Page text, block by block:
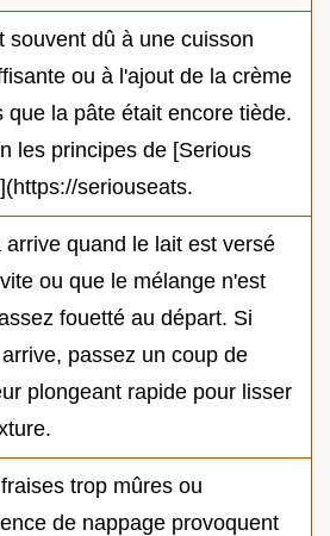
souvent dû à une cuisson
ou à l'ajout de la crème
que la pâte était encore tiède.
les principes de [Serious
seriouseats.
arrive quand le lait est versé
ou que le mélange n'est
fouetté au départ. Si
passez un coup de
plongeant rapide pour lisser
trop mûres ou
de nappage provoquent